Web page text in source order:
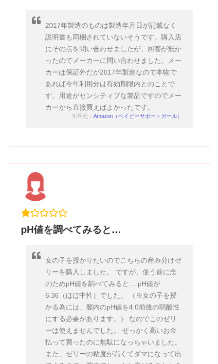
2017年製造のものは製造年月日が記載なく
説明書も同梱されていないそうです。購入店
にその点を問い合わせましたが、回答が無か
ったのでメーカーに問い合わせました。メー
カーは保証外だが2017年製造なので本物で
あれば今年利用分は有効期限内とのことで
す。用途がセンシティブな製品ですのでメー
カーから直接買えばよかったです。
引用元：Amazon（ベイビーサポートガール）
pH値を調べてみると…
女の子を授かりたいのでこちらの産み分けゼ
リーを購入しました。 ですが、使う前に念
のためpH値を調べてみると… pH値が
6.36（ほぼ中性）でした。 （※女の子を授
かる為には、膣内のpH値を4.0前後の弱酸性
にする必要があります。） なのでこのゼリ
ーは使えませんでした。 せっかく高いお金
払って買ったのに無駄になっちゃいました。
また、ゼリーの粘度が高くてダマになって出